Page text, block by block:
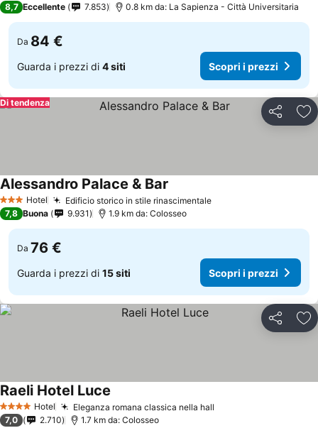
8,7 Eccellente 7.853 0.8 km da: La Sapienza - Città Universitaria
Da 84 €
Guarda i prezzi di 4 siti Scopri i prezzi
Condividi
Di tendenza
3 StelleHotel Edificio storico in stile rinascimentale
Alessandro Palace & Bar
7,8 Buona 9.931 1.9 km da: Colosseo
Da 76 €
Guarda i prezzi di 15 siti Scopri i prezzi
Condividi
4 Stelle Hotel Eleganza romana classica nella hall
Raeli Hotel Luce
7,0 2.710 1.7 km da: Colosseo